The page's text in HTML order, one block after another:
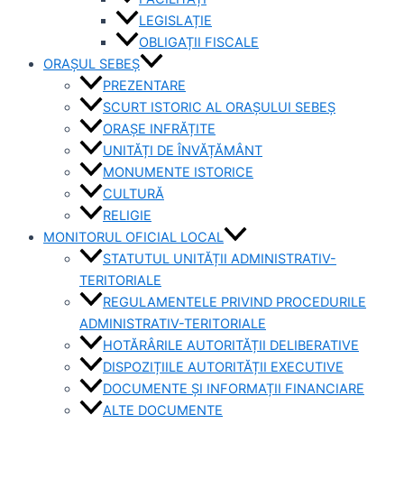
LEGISLAȚIE
OBLIGAȚII FISCALE
ORAȘUL SEBEȘ
PREZENTARE
SCURT ISTORIC AL ORAȘULUI SEBEȘ
ORAȘE INFRĂȚITE
UNITĂȚI DE ÎNVĂȚĂMÂNT
MONUMENTE ISTORICE
CULTURĂ
RELIGIE
MONITORUL OFICIAL LOCAL
STATUTUL UNITĂȚII ADMINISTRATIV-
TERITORIALE
REGULAMENTELE PRIVIND PROCEDURILE
ADMINISTRATIV-TERITORIALE
HOTĂRÂRILE AUTORITĂȚII DELIBERATIVE
DISPOZIȚIILE AUTORITĂȚII EXECUTIVE
DOCUMENTE ȘI INFORMAȚII FINANCIARE
ALTE DOCUMENTE